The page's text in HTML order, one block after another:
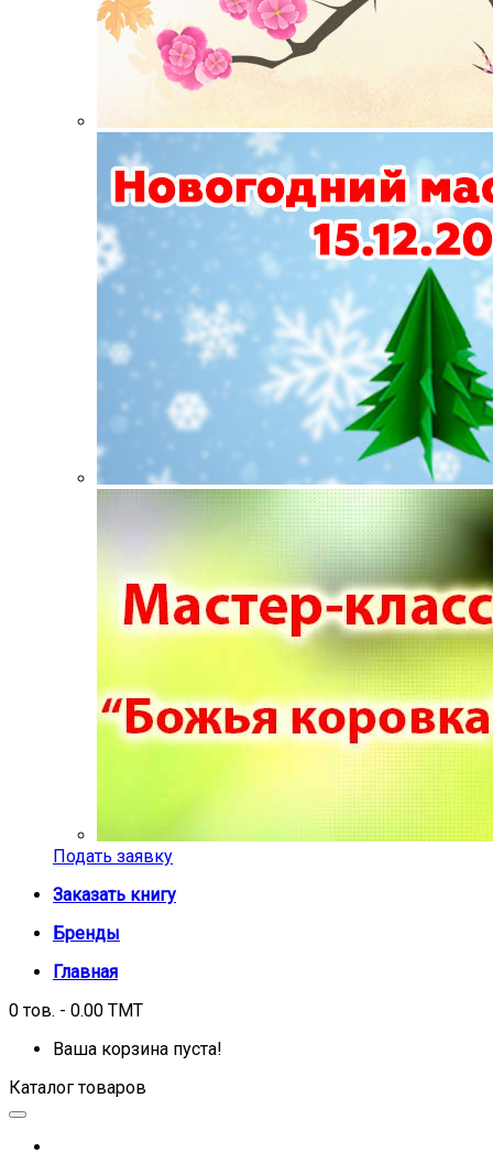
Подать заявку
Заказать книгу
Бренды
Главная
0 тов. - 0.00 TMT
Ваша корзина пуста!
Каталог товаров